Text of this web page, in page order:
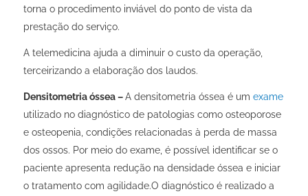
torna o procedimento inviável do ponto de vista da
prestação do serviço.
A telemedicina ajuda a diminuir o custo da operação,
terceirizando a elaboração dos laudos.
Densitometria óssea –A densitometria óssea é um exame
utilizado no diagnóstico de patologias como osteoporose
e osteopenia, condições relacionadas à perda de massa
dos ossos. Por meio do exame, é possível identificar se o
paciente apresenta redução na densidade óssea e iniciar
o tratamento com agilidade.O diagnóstico é realizado a